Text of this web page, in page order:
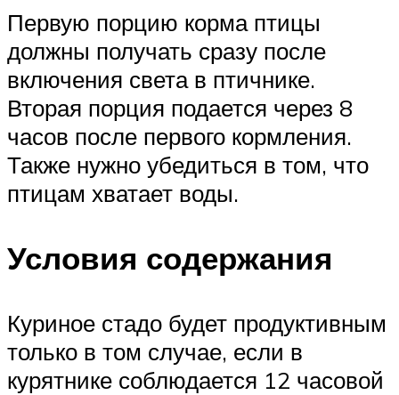
Первую порцию корма птицы
должны получать сразу после
включения света в птичнике.
Вторая порция подается через 8
часов после первого кормления.
Также нужно убедиться в том, что
птицам хватает воды.
Условия содержания
Куриное стадо будет продуктивным
только в том случае, если в
курятнике соблюдается 12 часовой